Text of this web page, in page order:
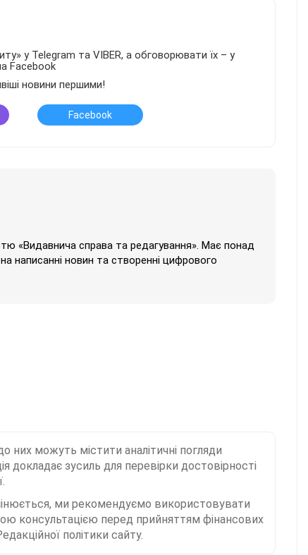
у Telegram та VIBER, а обговорювати їх – у
Facebook
новини першими!
Facebook
«Видавнича справа та редагування». Має понад
написанні новин та створенні цифрового
них можуть містити аналітичні погляди
докладає зусиль для перевірки достовірності
ми рекомендуємо використовувати
консультацією перед прийняттям фінансових
політики сайту.